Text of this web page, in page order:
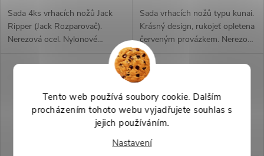
Tento web používá soubory cookie. Dalším
procházením tohoto webu vyjadřujete souhlas s
jejich používáním.
Nastavení
Sada 4ks vrhacích nožů Jack
Ripper (Jack Rozparovač).
Nerezová ocel. Nylonové
pouzdro připevnitelné na ruku.
Sada vrhacích nožů typu kunai.
Krásný design, rukojeť opletena
červeným provázkem. Nerezová
ocel 3cn13. Součástí balení je i
pouzdro pro všechny 3 nože.